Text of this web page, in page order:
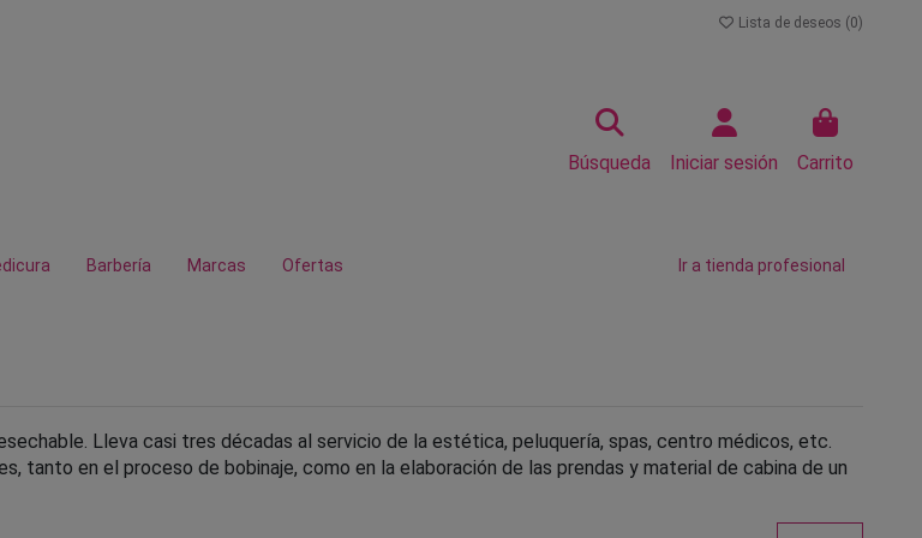
Lista de deseos (0)
Búsqueda Iniciar sesión Carrito
Barbería Marcas Ofertas Ir a tienda profesional
Lleva casi tres décadas al servicio de la estética, peluquería, spas, centro médicos, etc.
tanto en el proceso de bobinaje, como en la elaboración de las prendas y material de cabina de un